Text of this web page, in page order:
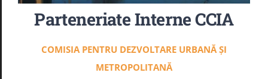
E.E.N
Arbitraj
Parteneriate Interne CCIA
COMISIA PENTRU DEZVOLTARE URBANĂŞI
METROPOLITANĂ